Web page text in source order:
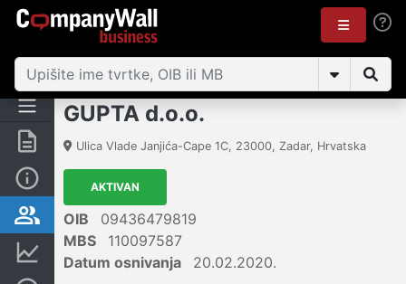
Sažetak
Osobe i vlasništvo
GUPTA d.o.o.
Ulica Vlade Janjića-Cape 1C, 23000, Zadar, Hrvatska
AKTIVAN
OIB
09436479819
MBS
110097587
Datum osnivanja
20.02.2020.